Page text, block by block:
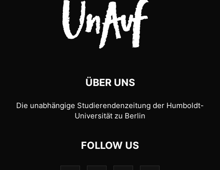
ÜBER UNS
Die unabhängige Studierendenzeitung der Humboldt-
Universität zu Berlin
FOLLOW US